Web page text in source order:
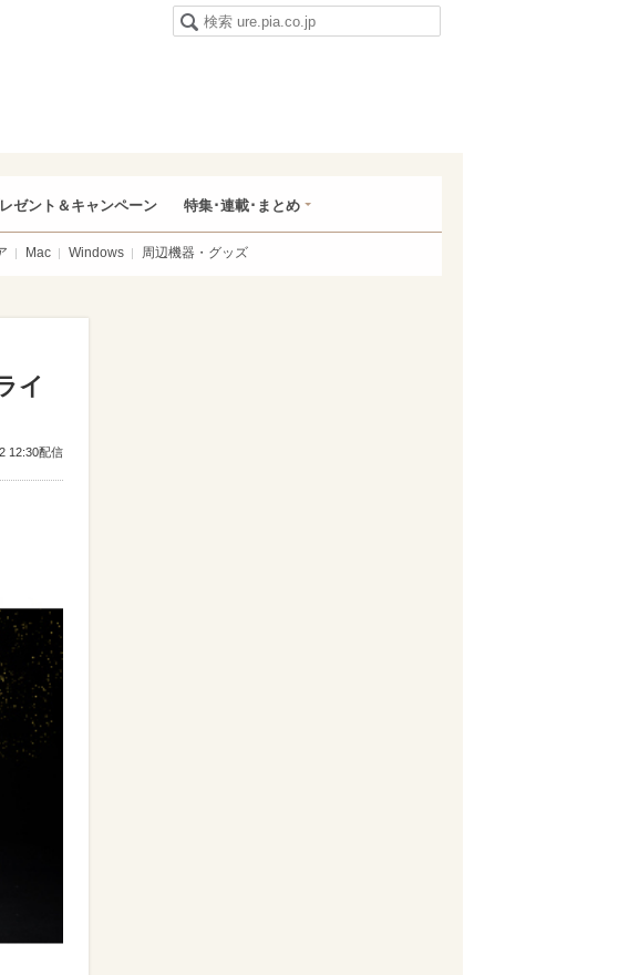
ゼント＆キャンペーン 特集･連載･まとめ
Mac Windows 周辺機器・グッズ
イ
12:30配信